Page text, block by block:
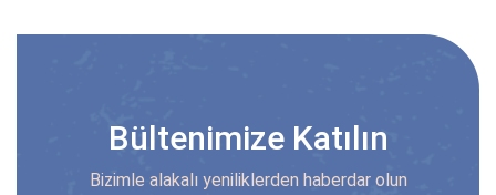
Bültenimize Katılın
Bizimle alakalı yeniliklerden haberdar olun